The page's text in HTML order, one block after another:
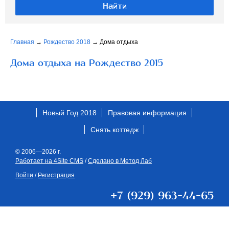
Главная → Рождество 2018 → Дома отдыха
Дома отдыха на Рождество 2015
Новый Год 2018 Правовая информация
Снять коттедж
© 2006—2026 г.
Работает на 4Site CMS /Сделано в Метод Лаб
Войти / Регистрация
+7 (929) 963-44-65